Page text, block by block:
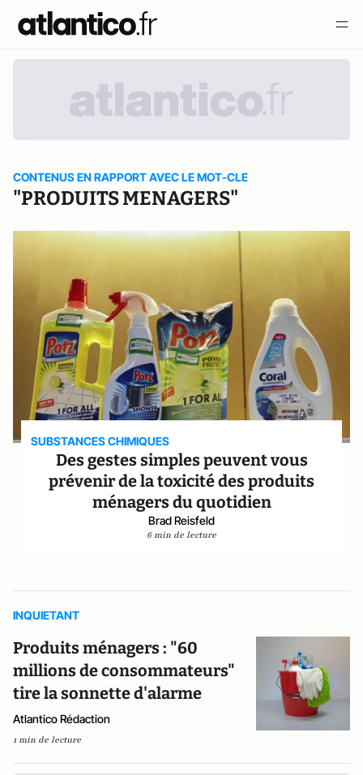
CONTENUS EN RAPPORT AVEC LE MOT-CLE
"PRODUITS MENAGERS"
SUBSTANCES CHIMIQUES
Des gestes simples peuvent vous
prévenir de la toxicité des produits
ménagers du quotidien
Brad Reisfeld
6 min de lecture
INQUIETANT
Produits ménagers : "60
millions de consommateurs"
tire la sonnette d'alarme
Atlantico Rédaction
1 min de lecture